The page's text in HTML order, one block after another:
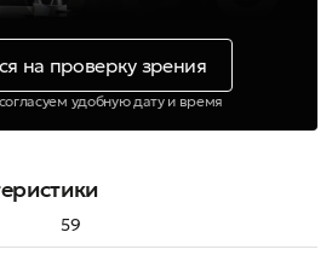
на проверку зрения
удобную дату и время
59